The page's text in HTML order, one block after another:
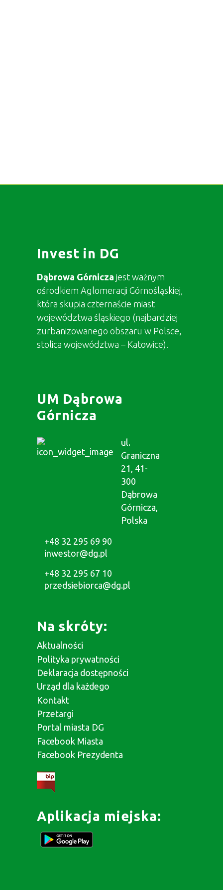
Invest in DG
Dąbrowa Górnicza jest ważnym
ośrodkiem Aglomeracji Górnośląskiej,
która skupia czternaście miast
województwa śląskiego (najbardziej
zurbanizowanego obszaru w Polsce,
stolica województwa – Katowice).
UM Dąbrowa
Górnicza
ul.
Graniczna
21, 41-
300
Dąbrowa
Górnicza,
Polska
+48 32 295 69 90
inwestor@dg.pl
+48 32 295 67 10
przedsiebiorca@dg.pl
Na skróty:
Aktualności
Polityka prywatności
Deklaracja dostępności
Urząd dla każdego
Kontakt
Przetargi
Portal miasta DG
Facebook Miasta
Facebook Prezydenta
Aplikacja miejska: